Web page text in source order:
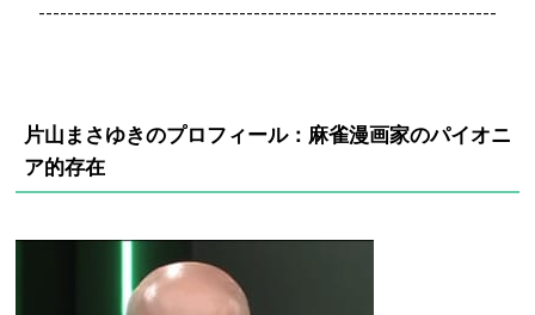
----------------------------------------------------------------
片山まさゆきのプロフィール：麻雀漫画家のパイオニ
ア的存在